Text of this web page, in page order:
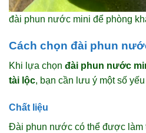
đài phun nước mini để phòng
Cách chọn đài phun
Khi lựa chọn đài phun nước
tài lộc, bạn cần lưu ý một số
Chất liệu
Đài phun nước có thể được làm